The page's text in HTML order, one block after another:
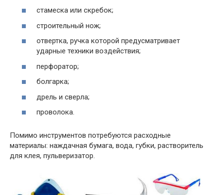
стамеска или скребок;
строительный нож;
отвертка, ручка которой предусматривает
ударные техники воздействия;
перфоратор;
болгарка;
дрель и сверла;
проволока.
Помимо инструментов потребуются расходные
материалы: наждачная бумага, вода, губки, растворитель
для клея, пульверизатор.